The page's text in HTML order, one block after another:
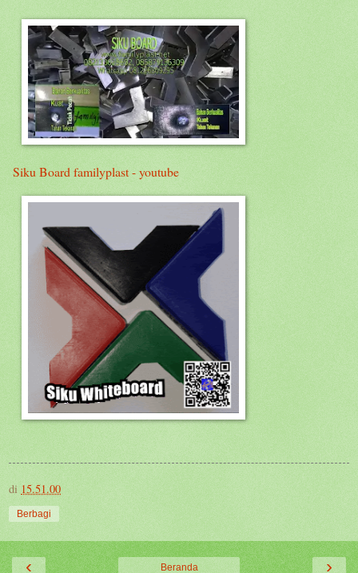
Siku Board familyplast - youtube
di 15.51.00
Berbagi
‹ ›
Beranda